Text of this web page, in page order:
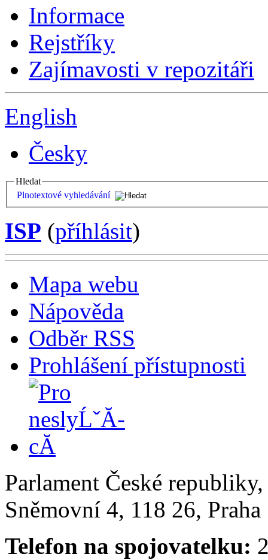
Informace
Rejstříky
Zajímavosti v repozitáři
English
Česky
Hledat
Plnotextové vyhledávání
ISP (příhlásit)
Mapa webu
Nápověda
Odběr RSS
Prohlášení přístupnosti
Parlament České
Sněmovní 4, 118 26,
Telefon na spojovatelku: